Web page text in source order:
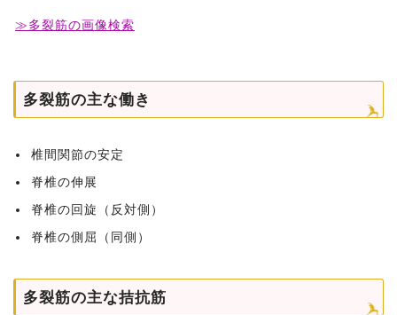
≫多裂筋の画像検索
多裂筋の主な働き
椎間関節の安定
脊椎の伸展
脊椎の回旋（反対側）
脊椎の側屈（同側）
多裂筋の主な拮抗筋